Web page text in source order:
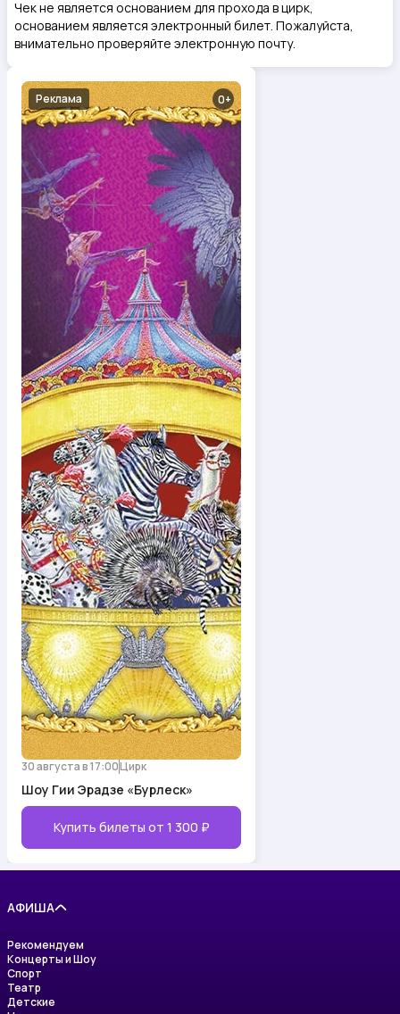
Чек не является основанием для прохода в цирк,
основанием является электронный билет. Пожалуйста,
внимательно проверяйте электронную почту.
0
Реклама
30 августа в 17:00Цирк
Шоу Гии Эрадзе «Бурлеск»
Купить билеты от 1 300 ₽
АФИША
Рекомендуем
Концерты и Шоу
Спорт
Театр
Детские